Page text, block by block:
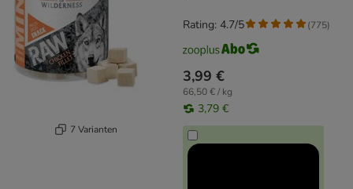
7 Varianten
3,99 €
66,50 € / kg
3,79 €
Rating: 4.7/5 (775)